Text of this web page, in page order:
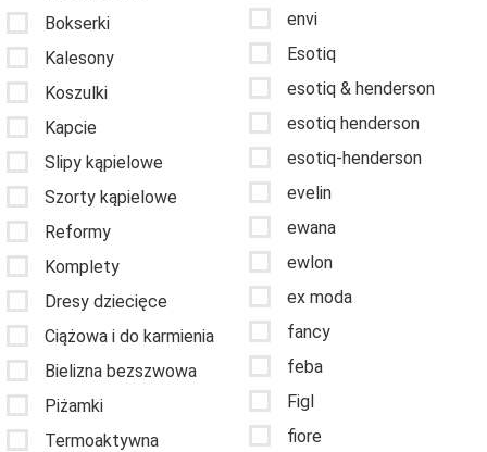
Bokserki
Kalesony
Koszulki
Kapcie
Slipy kąpielowe
Szorty kąpielowe
Reformy
Komplety
Dresy dziecięce
Ciążowa i do karmienia
Bielizna bezszwowa
Piżamki
Termoaktywna
envi
Esotiq
esotiq & henderson
esotiq henderson
esotiq-henderson
evelin
ewana
ewlon
ex moda
fancy
feba
Figl
fiore